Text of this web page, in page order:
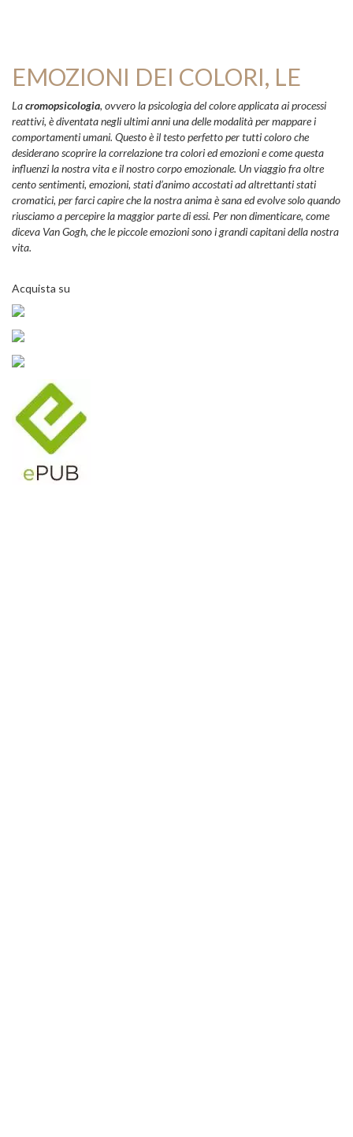
EMOZIONI DEI COLORI, LE
Lacromopsicologia, ovvero la psicologia del colore applicata ai processi
reattivi, è diventata negli ultimi anni una delle modalità per mappare i
comportamenti umani. Questo è il testo perfetto per tutti coloro che
desiderano scoprire la correlazione tra colori ed emozioni e come questa
influenzi la nostra vita e il nostro corpo emozionale. Un viaggio fra oltre
cento sentimenti, emozioni, stati d’animo accostati ad altrettanti stati
cromatici, per farci capire che la nostra anima è sana ed evolve solo quando
riusciamo a percepire la maggior parte di essi. Per non dimenticare, come
diceva Van Gogh, che le piccole emozioni sono i grandi capitani della nostra
vita.
Acquista su